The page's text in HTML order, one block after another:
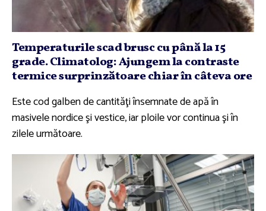
Temperaturile scad brusc cu până la 15
grade. Climatolog: Ajungem la contraste
termice surprinzătoare chiar în câteva ore
Este cod galben de cantităţi însemnate de apă în
masivele nordice şi vestice, iar ploile vor continua şi în
zilele următoare.